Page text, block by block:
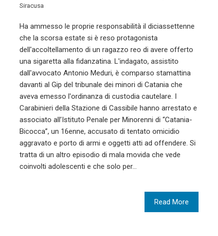
Siracusa
Ha ammesso le proprie responsabilità il diciassettenne
che la scorsa estate si è reso protagonista
dell'accoltellamento di un ragazzo reo di avere offerto
una sigaretta alla fidanzatina. L'indagato, assistito
dall'avvocato Antonio Meduri, è comparso stamattina
davanti al Gip del tribunale dei minori di Catania che
aveva emesso l'ordinanza di custodia cautelare. I
Carabinieri della Stazione di Cassibile hanno arrestato e
associato all’Istituto Penale per Minorenni di “Catania-
Bicocca”, un 16enne, accusato di tentato omicidio
aggravato e porto di armi e oggetti atti ad offendere. Si
tratta di un altro episodio di mala movida che vede
coinvolti adolescenti e che solo per…
Read More